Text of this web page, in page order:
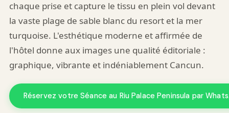
chaque prise et capture le tissu en plein vol devant
la vaste plage de sable blanc du resort et la mer
turquoise. L'esthétique moderne et affirmée de
l'hôtel donne aux images une qualité éditoriale :
graphique, vibrante et indéniablement Cancun.
Réservez votre Séance au Riu Palace Peninsula par